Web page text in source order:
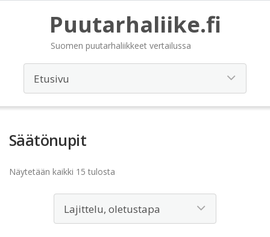
Puutarhaliike.fi
Suomen puutarhaliikkeet vertailussa
Säätönupit
Näytetään kaikki 15 tulosta